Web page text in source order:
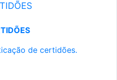
de certidões.